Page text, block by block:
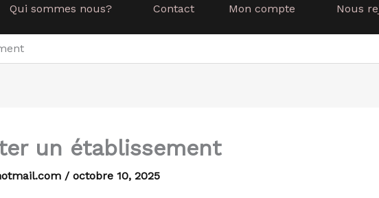
Qui sommes nous? Contact Mon compte Nous
un établissement
/ octobre 10, 2025